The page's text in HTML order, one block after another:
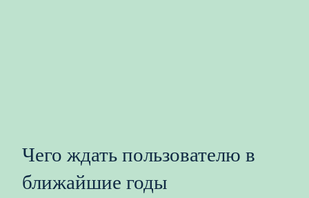
Чего ждать пользователю в
ближайшие годы